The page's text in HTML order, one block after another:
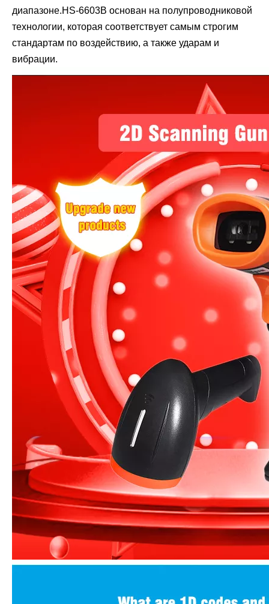
диапазоне.HS-6603B основан на полупроводниковой
технологии, которая соответствует самым строгим
стандартам по воздействию, а также ударам и
вибрации.